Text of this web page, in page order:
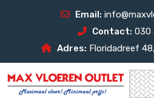
Email:
Contact: 030
Adres: Floridadreef